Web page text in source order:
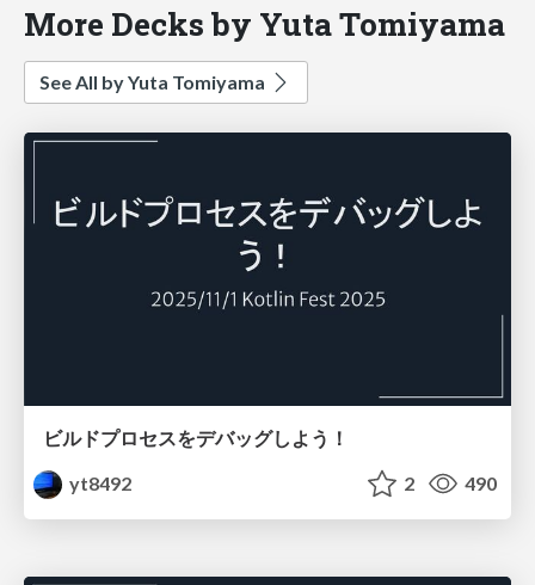
More Decks by Yuta Tomiyama
See All by Yuta Tomiyama
ビルドプロセスをデバッグしよう！
yt8492
2 490